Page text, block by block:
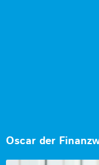
Oscar der